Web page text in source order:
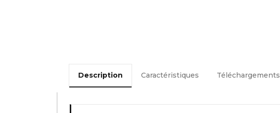
Description Caractéristiques Téléchargements